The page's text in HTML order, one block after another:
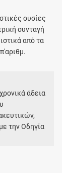
ουσίες
συνταγή
από τα
άδεια
την Οδηγία